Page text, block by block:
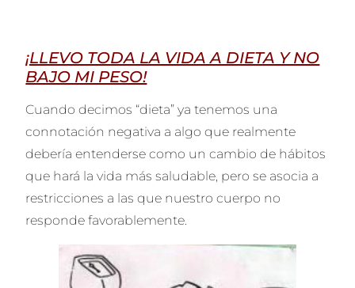
¡LLEVO TODA LA VIDA A DIETA Y NO
BAJO MI PESO!
Cuando decimos “dieta” ya tenemos una
connotación negativa a algo que realmente
debería entenderse como un cambio de hábitos
que hará la vida más saludable, pero se asocia a
restricciones a las que nuestro cuerpo no
responde favorablemente.